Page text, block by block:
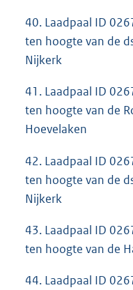
40. Laadpaal ID
ten hoogte van de
Nijkerk
41. Laadpaal ID
ten hoogte van de
Hoevelaken
42. Laadpaal ID
ten hoogte van de
Nijkerk
43. Laadpaal ID
ten hoogte van de
44. Laadpaal ID